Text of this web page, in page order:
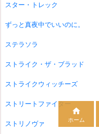
スター・トレック
ずっと真夜中でいいのに。
ステラソラ
ストライク・ザ・ブラッド
ストライクウィッチーズ
ストリートファイター
ストリノヴァ

ホーム